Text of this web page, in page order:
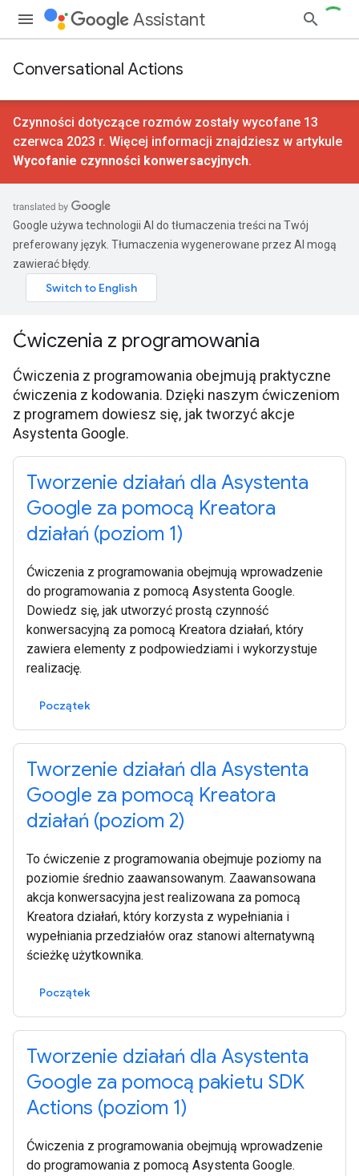
Assistant
Conversational Actions
Czynności dotyczące rozmów zostały wycofane 13
czerwca 2023 r. Więcej informacji znajdziesz w artykule
Wycofanie czynności konwersacyjnych.
Google używa technologii AI do tłumaczenia treści na Twój
preferowany język. Tłumaczenia wygenerowane przez AI mogą
zawierać błędy.
Ćwiczenia z programowania
Ćwiczenia z programowania obejmują praktyczne
ćwiczenia z kodowania. Dzięki naszym ćwiczeniom
z programem dowiesz się, jak tworzyć akcje
Asystenta Google.
Tworzenie działań dla Asystenta
Google za pomocą Kreatora
działań (poziom 1)
Ćwiczenia z programowania obejmują wprowadzenie
do programowania z pomocą Asystenta Google.
Dowiedz się, jak utworzyć prostą czynność
konwersacyjną za pomocą Kreatora działań, który
zawiera elementy z podpowiedziami i wykorzystuje
realizację.
Początek
Tworzenie działań dla Asystenta
Google za pomocą Kreatora
działań (poziom 2)
To ćwiczenie z programowania obejmuje poziomy na
poziomie średnio zaawansowanym. Zaawansowana
akcja konwersacyjna jest realizowana za pomocą
Kreatora działań, który korzysta z wypełniania i
wypełniania przedziałów oraz stanowi alternatywną
ścieżkę użytkownika.
Początek
Tworzenie działań dla Asystenta
Google za pomocą pakietu SDK
Actions (poziom 1)
Ćwiczenia z programowania obejmują wprowadzenie
do programowania z pomocą Asystenta Google.